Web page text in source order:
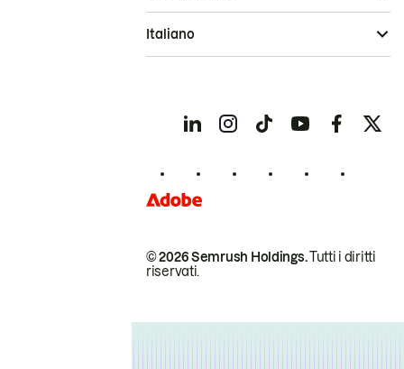
© 2026 Semrush Holdings.Tutti i diritti
riservati.
Italiano